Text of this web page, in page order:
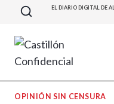
Saltar
contenido
EL DIARIO DIGITAL DE
OPINIÓN SIN CENSURA